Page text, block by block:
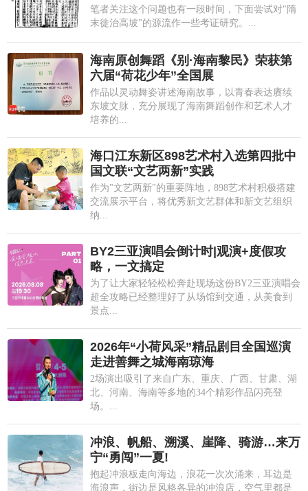
笔者关注这个问题也有一段时间，下面尝试对"隋
末徙治高坡"的源流作一些考证研究。...
海南原创舞蹈《别·海南黎民》荣获第
六届“荷花少年”全国展
作品以灵动舞姿讲述海南故事，以青春表达赓续
东坡文脉，充分展现了海南舞蹈创作和艺术人才
培养的...
海口江东新区898艺术村入选第四批中
国文联“文艺两新”实践
作为"文艺两新"的重要阵地，898艺术村积极搭建
交流展示平台，将优秀新文艺群体和新文艺组织
纳...
BY2三亚演唱会倒计时|观演+度假攻
略，一文搞定
为了让大家轻轻松松奔赴现场这份BY2三亚演唱会
超全攻略已经整理好了从场馆到交通，从美食到
景点...
2026年“小荷风采”精品剧目全国巡演
走进善舞之城海南琼海
2场演出吸引了来自广东、重庆、广西、甘肃、湖
北、河南、海南等多地的34个精彩作品闪亮登
场。...
冲浪、帆船、溯溪、崖降、骑游…来万
宁“勇闯”一夏!
抱起冲浪板走向海边，浪花一次次涌来，耳边是
海浪声，街边是风格各异的冲浪店，空气里都是